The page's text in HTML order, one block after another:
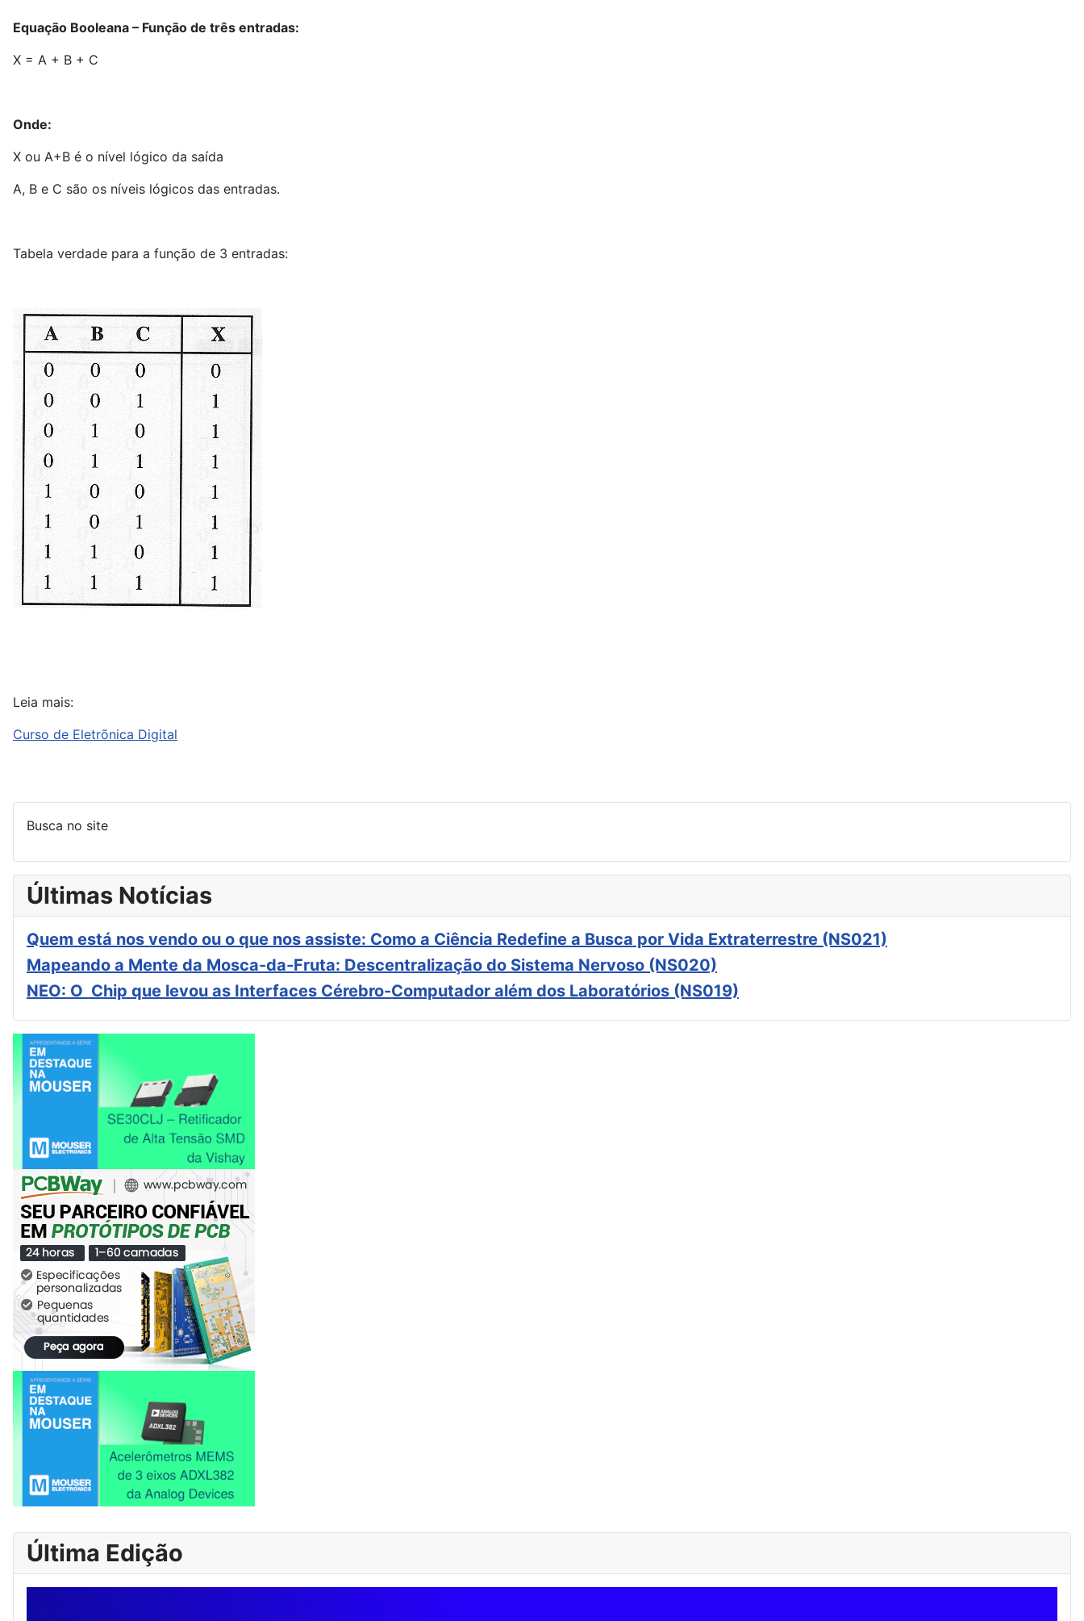
Equação Booleana – Função de três entradas:
X = A + B + C
Onde:
X ou A+B é o nível lógico da saída
A, B e C são os níveis lógicos das entradas.
Tabela verdade para a função de 3 entradas:
Leia mais:
Curso de Eletrõnica Digital
Busca no site
Últimas Notícias
Quem está nos vendo ou o que nos assiste: Como a Ciência Redefine a Busca por Vida Extraterrestre (NS021)
Mapeando a Mente da Mosca-da-Fruta: Descentralização do Sistema Nervoso (NS020)
NEO: O Chip que levou as Interfaces Cérebro-Computador além dos Laboratórios (NS019)
Última Edição